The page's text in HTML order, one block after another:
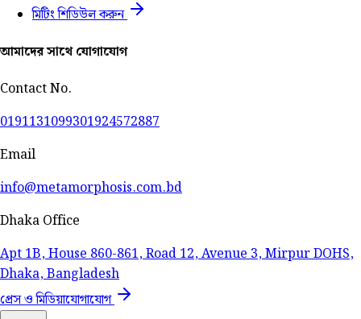
মিটিং শিডিউল করুন
আমাদের সাথে যোগাযোগ
Contact No.
0191131099301924572887
Email
info@metamorphosis.com.bd
Dhaka Office
Apt 1B, House 860-861, Road 12, Avenue 3, Mirpur DOHS,
Dhaka, Bangladesh
প্রেস ও মিডিয়াযোগাযোগ